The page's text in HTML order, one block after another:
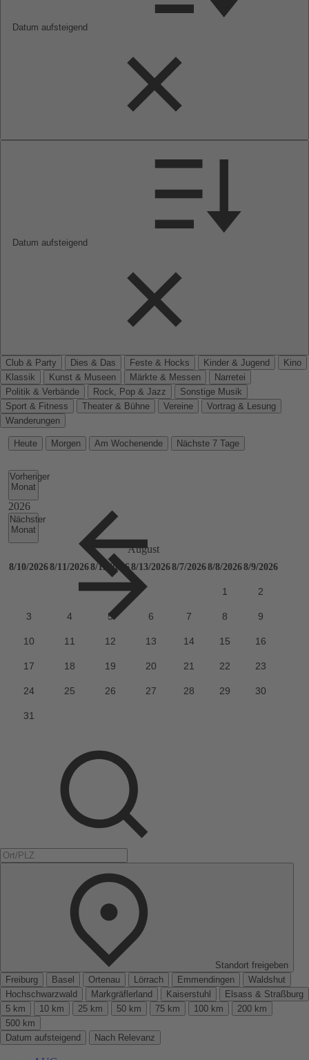
Datum aufsteigend
Datum aufsteigend
Club & Party Dies & Das Feste & Hocks Kinder & Jugend
Kino
Klassik
Kunst & Museen Märkte & Messen
Narretei
Politik & Verbände
Rock, Pop & Jazz
Sonstige Musik
Sport & Fitness
Theater & Bühne Vereine
Vortrag & Lesung
Wanderungen
Heute Morgen Am Wochenende Nächste 7 Tage
Vorheriger
Monat
Nächster
Monat
Standort freigeben
Freiburg
Basel Ortenau Lörrach Emmendingen
Waldshut
Hochschwarzwald
Markgräflerland Kaiserstuhl
Elsass & Straßburg
5 km
10 km 25 km 50 km 75 km 100 km
200 km
500 km
Datum aufsteigend
Nach Relevanz